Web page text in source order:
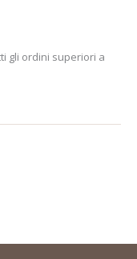
gli ordini superiori a